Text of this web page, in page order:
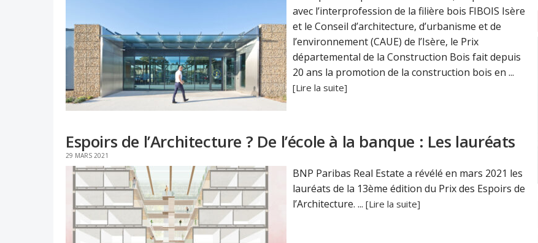
avec l’interprofession de la filière bois FIBOIS Isère
et le Conseil d’architecture, d’urbanisme et de
l’environnement (CAUE) de l’Isère, le Prix
départemental de la Construction Bois fait depuis
20 ans la promotion de la construction bois en ...
[Lire la suite]
Espoirs de l’Architecture ? De l’école à la banque : Les lauréats
29 MARS 2021
BNP Paribas Real Estate a révélé en mars 2021 les
lauréats de la 13ème édition du Prix des Espoirs de
l’Architecture. ... [Lire la suite]